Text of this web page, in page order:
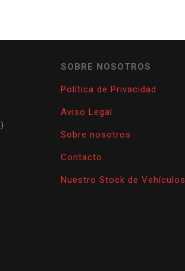
2
SOBRE NOSOTROS
Política de Privacidad
Aviso Legal
Sobre nosotros
Contacto
Nuestro Stock de Vehículos